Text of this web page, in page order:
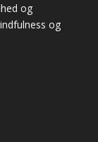
og
og